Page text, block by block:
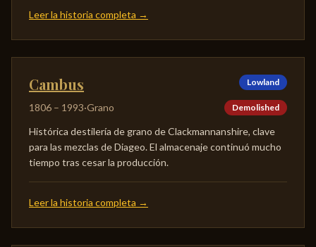
Leer la historia completa →
Cambus Lowland
1806 – 1993·Grano Demolished
Histórica destilería de grano de Clackmannanshire, clave
para las mezclas de Diageo. El almacenaje continuó mucho
tiempo tras cesar la producción.
Leer la historia completa →